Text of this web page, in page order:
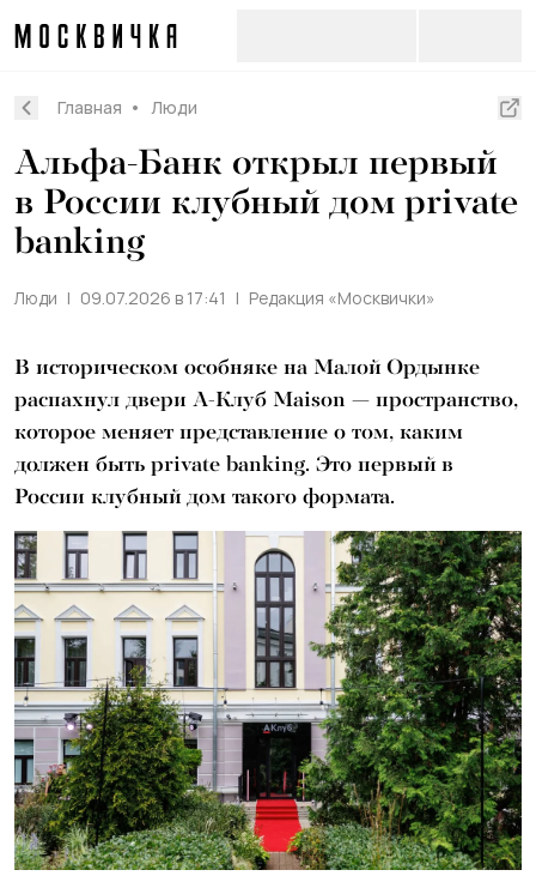
Главная Люди
Альфа-Банк открыл первый
в России клубный дом private
banking
Люди 09.07.2026 в 17:41 Редакция «Москвички»
В историческом особняке на Малой Ордынке
распахнул двери А-Клуб Maison — пространство,
которое меняет представление о том, каким
должен быть private banking. Это первый в
России клубный дом такого формата.